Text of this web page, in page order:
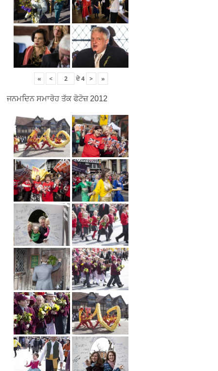
« < ਦੇ4 > »
ਜਨਮਦਿਨ ਸਮਾਰੋਹ ਤੱਕ ਫੋਟੋਜ਼ 2012